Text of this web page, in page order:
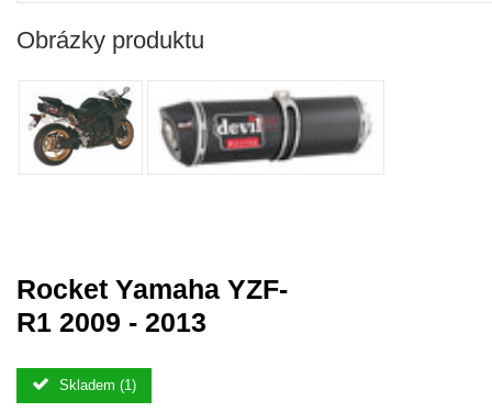
Obrázky produktu
Rocket Yamaha YZF-
R1 2009 - 2013
Skladem (1)